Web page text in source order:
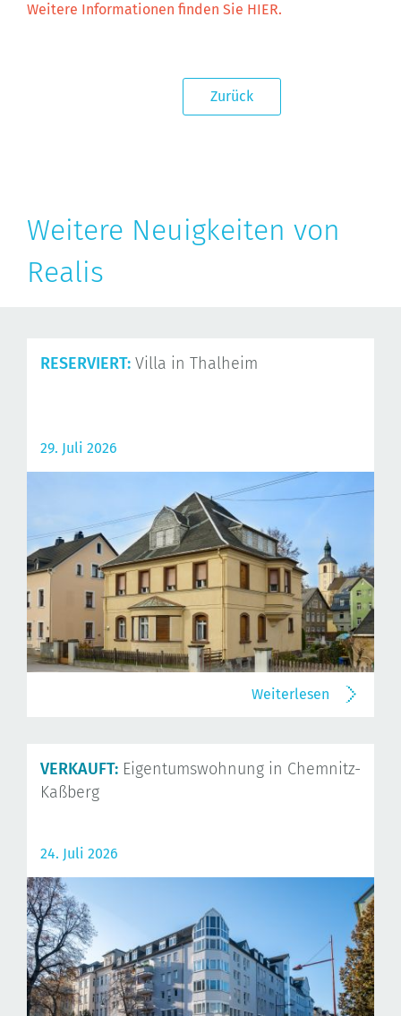
Weitere Informationen finden Sie HIER.
Zurück
Weitere Neuigkeiten von
Realis
RESERVIERT: Villa in Thalheim
29. Juli 2026
Weiterlesen
VERKAUFT: Eigentumswohnung in Chemnitz-
Kaßberg
24. Juli 2026